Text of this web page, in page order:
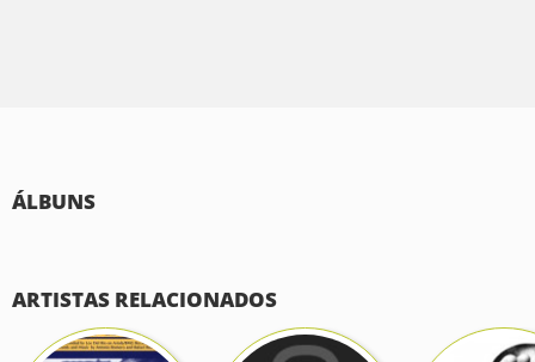
ÁLBUNS
ARTISTAS RELACIONADOS